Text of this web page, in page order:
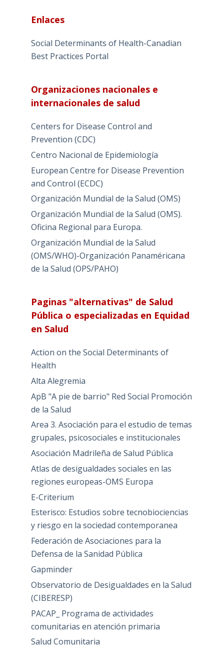
Enlaces
Social Determinants of Health-Canadian
Best Practices Portal
Organizaciones nacionales e
internacionales de salud
Centers for Disease Control and
Prevention (CDC)
Centro Nacional de Epidemiología
European Centre for Disease Prevention
and Control (ECDC)
Organización Mundial de la Salud (OMS)
Organización Mundial de la Salud (OMS).
Oficina Regional para Europa.
Organización Mundial de la Salud
(OMS/WHO)-Organización Panaméricana
de la Salud (OPS/PAHO)
Paginas "alternativas" de Salud
Pública o especializadas en Equidad
en Salud
Action on the Social Determinants of
Health
Alta Alegremia
ApB "A pie de barrio" Red Social Promoción
de la Salud
Area 3. Asociación para el estudio de temas
grupales, psicosociales e institucionales
Asociación Madrileña de Salud Pública
Atlas de desigualdades sociales en las
regiones europeas-OMS Europa
E-Criterium
Esterisco: Estudios sobre tecnobiociencias
y riesgo en la sociedad contemporanea
Federación de Asociaciones para la
Defensa de la Sanidad Pública
Gapminder
Observatorio de Desigualdades en la Salud
(CIBERESP)
PACAP_ Programa de actividades
comunitarias en atención primaria
Salud Comunitaria